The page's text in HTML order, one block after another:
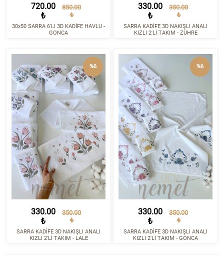
720.00
₺
850.00
₺
30x50 SARRA 6'LI 3D KADİFE HAVLU -
GONCA
330.00
₺
350.00
₺
SARRA KADİFE 3D NAKIŞLI ANALI
KIZLI 2'Lİ TAKIM - ZÜHRE
330.00
₺
350.00
₺
SARRA KADİFE 3D NAKIŞLI ANALI
KIZLI 2'Lİ TAKIM - LALE
%6
330.00
₺
350.00
₺
SARRA KADİFE 3D NAKIŞLI ANALI
KIZLI 2'Lİ TAKIM - GONCA
%6